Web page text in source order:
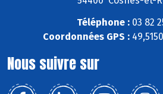
Téléphone : 03 82
Coordonnées GPS :
Nous suivre sur